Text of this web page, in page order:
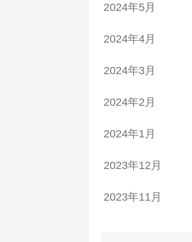
2024年5月
2024年4月
2024年3月
2024年2月
2024年1月
2023年12月
2023年11月